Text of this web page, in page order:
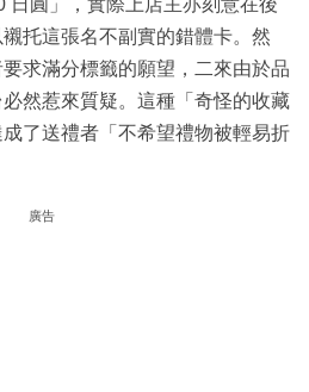
日圓」，實際上店主亦刻意在後
托這張名不副實的錯體卡。然
求滿分標籤的願望，二來由於品
然惹來質疑。這種「奇怪的收藏
了送禮者「不希望禮物被輕易折
廣告